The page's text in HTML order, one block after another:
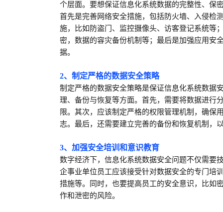
个层面。要想保证信息化系统数据的完整性、保
首先是完善网络安全措施，包括防火墙、入侵检
施，比如防盗门、监控摄像头、访客登记系统等
密，数据的容灾备份机制等；最后是加强应用安
据。
2、制定严格的数据安全策略
制定严格的数据安全策略是保证信息化系统数据
理、备份与恢复等方面。首先，需要将数据进行
限。其次，应该制定严格的权限管理机制，确保
志。最后，还需要建立完善的备份和恢复机制，
3、加强安全培训和意识教育
数字经济下，信息化系统数据安全问题不仅需要
企事业单位员工应该接受针对数据安全的专门培
措施等。同时，也要提高员工的安全意识，比如
作和泄密的风险。